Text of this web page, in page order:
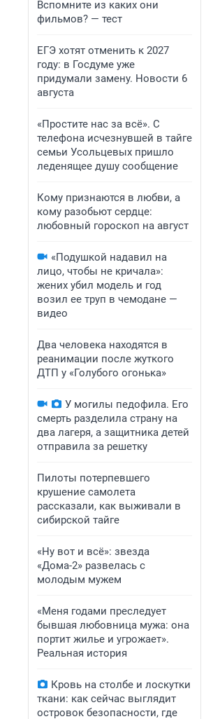
Вспомните из каких они
фильмов? — тест
ЕГЭ хотят отменить к 2027
году: в Госдуме уже
придумали замену. Новости 6
августа
«Простите нас за всё». С
телефона исчезнувшей в тайге
семьи Усольцевых пришло
леденящее душу сообщение
Кому признаются в любви, а
кому разобьют сердце:
любовный гороскоп на август
«Подушкой надавил на
лицо, чтобы не кричала»:
жених убил модель и год
возил ее труп в чемодане —
видео
Два человека находятся в
реанимации после жуткого
ДТП у «Голубого огонька»
У могилы педофила. Его
смерть разделила страну на
два лагеря, а защитника детей
отправила за решетку
Пилоты потерпевшего
крушение самолета
рассказали, как выживали в
сибирской тайге
«Ну вот и всё»: звезда
«Дома-2» развелась с
молодым мужем
«Меня годами преследует
бывшая любовница мужа: она
портит жилье и угрожает».
Реальная история
Кровь на столбе и лоскутки
ткани: как сейчас выглядит
островок безопасности, где